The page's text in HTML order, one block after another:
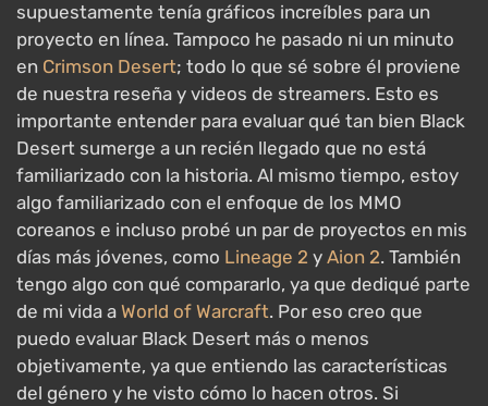
supuestamente tenía gráficos increíbles para un
proyecto en línea. Tampoco he pasado ni un minuto
en Crimson Desert; todo lo que sé sobre él proviene
de nuestra reseña y videos de streamers. Esto es
importante entender para evaluar qué tan bien Black
Desert sumerge a un recién llegado que no está
familiarizado con la historia. Al mismo tiempo, estoy
algo familiarizado con el enfoque de los MMO
coreanos e incluso probé un par de proyectos en mis
días más jóvenes, como Lineage 2 y Aion 2. También
tengo algo con qué compararlo, ya que dediqué parte
de mi vida a World of Warcraft. Por eso creo que
puedo evaluar Black Desert más o menos
objetivamente, ya que entiendo las características
del género y he visto cómo lo hacen otros. Si